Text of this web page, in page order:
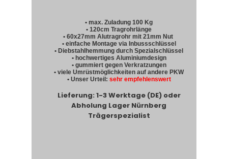
• max. Zuladung 100 Kg
• 120cm Tragrohrlänge
• 60x27mm Alutragrohr mit 21mm Nut
• einfache Montage via Inbussschlüssel
• Diebstahlhemmung durch Spezialschlüssel
• hochwertiges Aluminiumdesign
• gummiert gegen Verkratzungen
• viele Umrüstmöglichkeiten auf andere PKW
• Unser Urteil: sehr empfehlenswert
Lieferung: 1-3 Werktage (DE) oder
Abholung Lager Nürnberg
Trägerspezialist